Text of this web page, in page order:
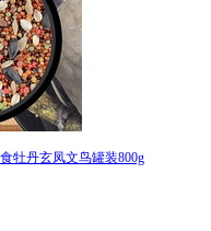
牡丹玄凤文鸟罐装800g